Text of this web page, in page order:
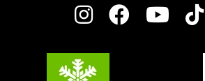
Charta der Engagierten Akteure
Plagne Villages